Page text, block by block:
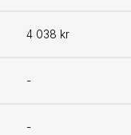
4 038 kr
-
-